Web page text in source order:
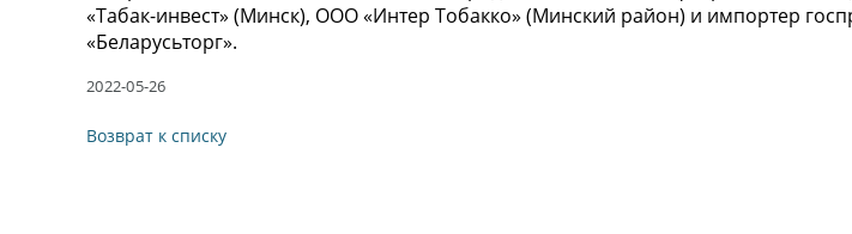
«Табак-инвест» (Минск), ООО «Интер Тобакко» (Минский район) и импортер
«Беларусьторг».
2022-05-26
Возврат к списку